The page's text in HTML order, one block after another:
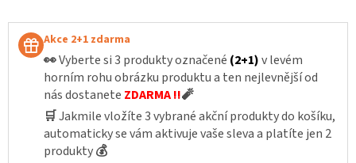
Akce 2+1 zdarma
👀Vyberte si 3 produkty označené (2+1)v levém
horním rohu obrázku produktu a ten nejlevnější od
nás dostanete ZDARMA !!🧨
🛒Jakmile vložíte 3 vybrané akční produkty do košíku,
automaticky se vám aktivuje vaše sleva a platíte jen 2
produkty💰